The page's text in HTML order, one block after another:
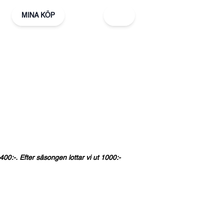
MINA KÖP
. Efter säsongen lottar vi ut 1000:-